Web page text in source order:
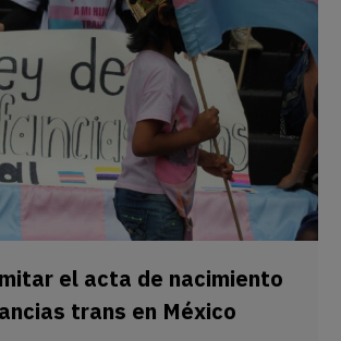
el acta de nacimiento
trans en México